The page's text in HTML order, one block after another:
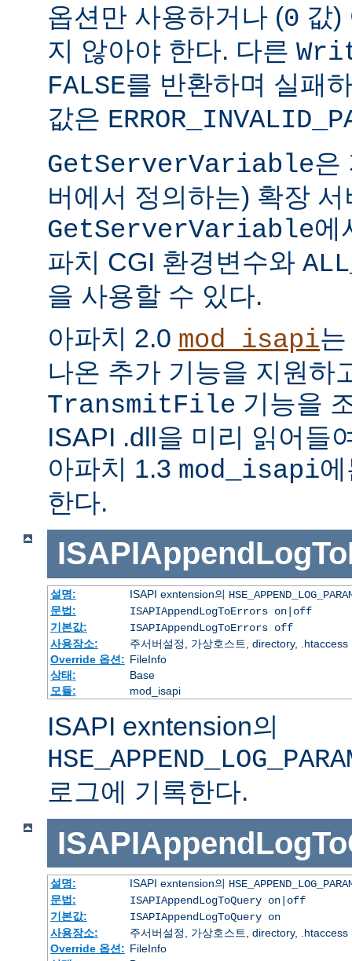
옵션만 사용하거나 (0 값)
지 않아야 한다. 다른
FALSE를 반환하며 실패
값은
GetServerVariable은
버에서 정의하는) 확장
GetServerVariable에
파치 CGI 환경변수와
을 사용할 수 있다.
아파치 2.0 mod_isapi
나온 추가 기능을 지원하
TransmitFile 기능을
ISAPI .dll을 미리 읽어들
아파치 1.3 mod_isapi
한다.
설명: ISAPI exntension의
문법:
ISAPIAppendLogToErrors on|off
기본값:
ISAPIAppendLogToErrors off
사용장소:
주서버설정, 가상호스트, directory, .htaccess
Override 옵션: FileInfo
상태:
Base
모듈:
mod_isapi
ISAPI exntension의
로그에 기록한다.
설명: ISAPI exntension의
문법:
ISAPIAppendLogToQuery on|off
기본값:
ISAPIAppendLogToQuery on
사용장소:
주서버설정, 가상호스트, directory, .htaccess
Override 옵션: FileInfo